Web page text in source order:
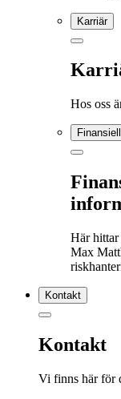
Karriär
Hos oss
Här
Max
Kontakt
Kontakt
Vi finns här för